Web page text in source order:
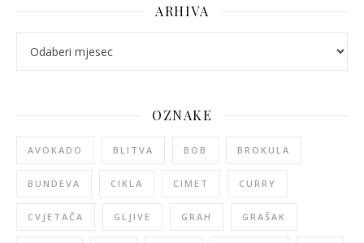
ARHIVA
OZNAKE
AVOKADO BLITVA BOB BROKULA
BUNDEVA CIKLA CIMET CURRY
CVJETAČA GLJIVE GRAH GRAŠAK